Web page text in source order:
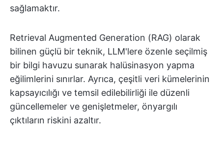
sağlamaktır.
Retrieval Augmented Generation (RAG) olarak
bilinen güçlü bir teknik, LLM'lere özenle seçilmiş
bir bilgi havuzu sunarak halüsinasyon yapma
eğilimlerini sınırlar. Ayrıca, çeşitli veri kümelerinin
kapsayıcılığı ve temsil edilebilirliği ile düzenli
güncellemeler ve genişletmeler, önyargılı
çıktıların riskini azaltır.